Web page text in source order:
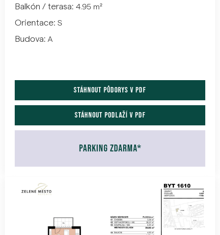
Balkón / terasa: 4.95 m²
Orientace: S
Budova: A
Stáhnout půdorys v pdf
stáhnout podlaží v pdf
parking zdarma*